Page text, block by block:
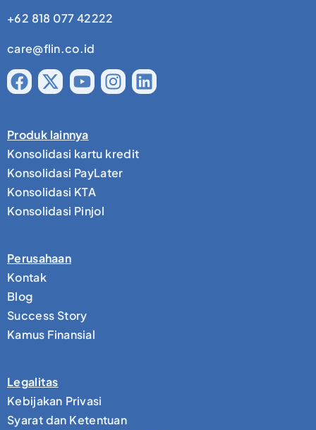
+62 818 077 42222
care@flin.co.id
Produk lainnya
Konsolidasi kartu kredit
Konsolidasi PayLater
Konsolidasi KTA
Konsolidasi Pinjol
Perusahaan
Kontak
Blog
Success Story
Kamus Finansial
Legalitas
Kebijakan Privasi
Syarat dan Ketentuan